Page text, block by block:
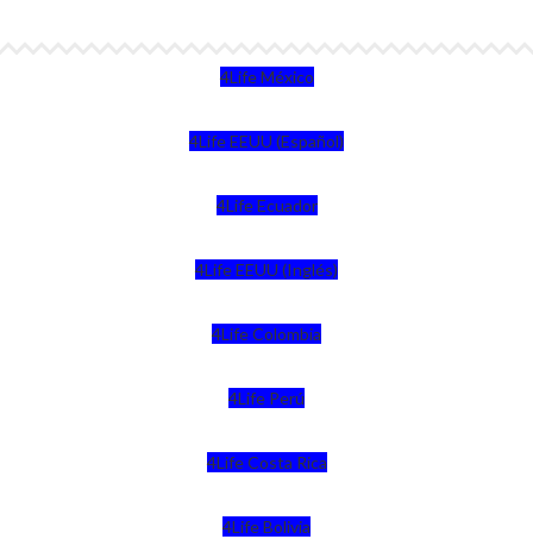
4Life México
4Life EEUU (Español)
4Life Ecuador
4Life EEUU (Inglés)
4Life Colombia
4Life Perú
4Life Costa Rica
4Life Bolivia